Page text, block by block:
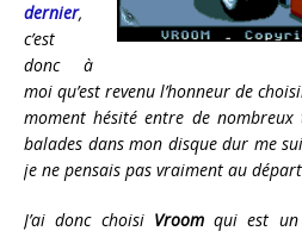
dernier,
c’est
donc à
moi qu’est revenu l’honneur de
moment hésité entre de
balades dans mon disque dur me
je ne pensais pas vraiment au
J’ai donc choisi Vroomqui est un